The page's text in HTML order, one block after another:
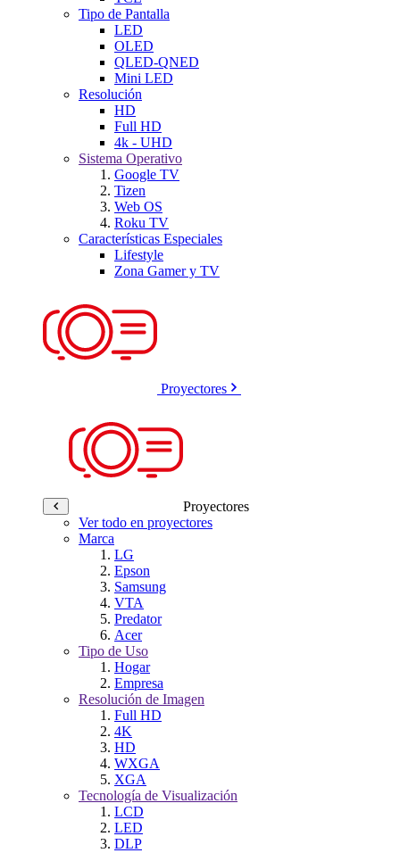
Tipo de Pantalla
LED
OLED
QLED-QNED
Mini LED
Resolución
HD
Full HD
4k - UHD
Sistema Operativo
Google TV
Tizen
Web OS
Roku TV
Características Especiales
Lifestyle
Zona Gamer y TV
Proyectores
Proyectores
Ver todo en proyectores
Marca
LG
Epson
Samsung
VTA
Predator
Acer
Tipo de Uso
Hogar
Empresa
Resolución de Imagen
Full HD
4K
HD
WXGA
XGA
Tecnología de Visualización
LCD
LED
DLP